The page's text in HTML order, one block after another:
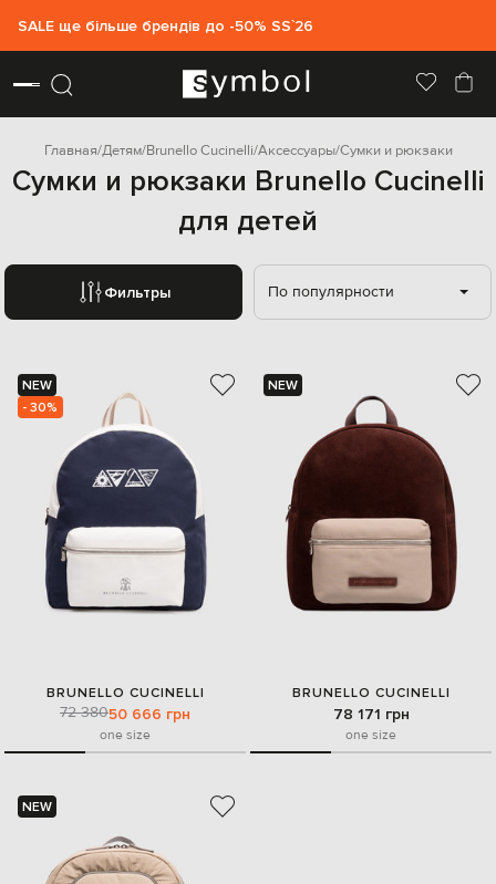
SALE ще більше брендів до -50% SS`26
Главная Детям Brunello Cucinelli Аксессуары Сумки и рюкзаки
Сумки и рюкзаки Brunello Cucinelli
для детей
Фильтры По популярности
NEW
- 30%
BRUNELLO CUCINELLI
72 38050 666 грн
one size
NEW
BRUNELLO CUCINELLI
78 171 грн
one size
NEW